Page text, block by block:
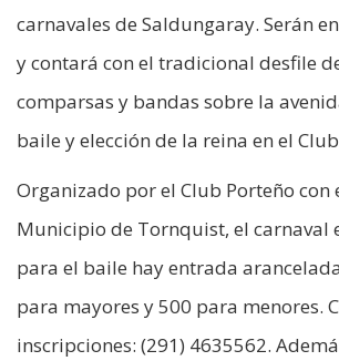
carnavales de Saldungaray. Serán
y contará con el tradicional desfile
comparsas y bandas sobre la
baile y elección de la reina en el
Organizado por el Club Porteño con
Municipio de Tornquist, el carnaval
para el baile hay entrada
para mayores y 500 para menores.
inscripciones: (291) 4635562.